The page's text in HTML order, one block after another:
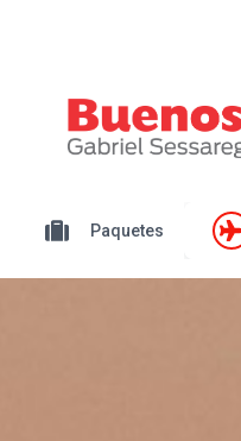
Paquetes